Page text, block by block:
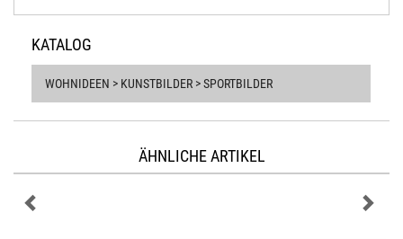
KATALOG
WOHNIDEEN > KUNSTBILDER > SPORTBILDER
ÄHNLICHE ARTIKEL